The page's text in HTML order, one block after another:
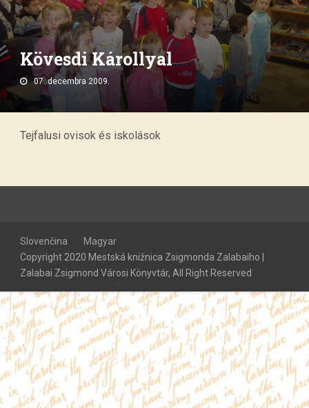
Kövesdi Károllyal
07. decembra 2009.
Tejfalusi ovisok és iskolások
Slovenčina
Magyar
Copyright 2020 Mestská knižnica Zsigmonda Zalabaiho |
Zalabai Zsigmond Városi Könyvtár, All Right Reserved